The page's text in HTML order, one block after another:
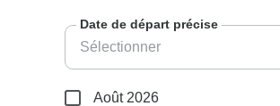
Date de départ précise
Août 2026